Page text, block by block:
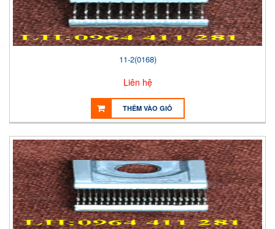
11-2(0168)
Liên hệ
THÊM VÀO GIỎ